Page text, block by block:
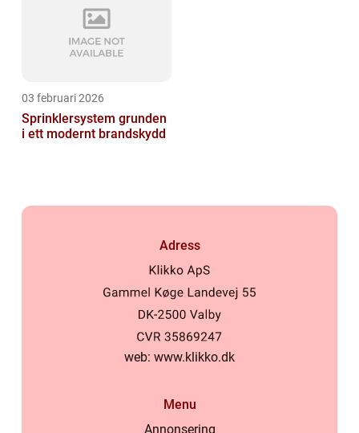
03 februari 2026
Sprinklersystem grunden
i ett modernt brandskydd
Adress
web: www.klikko.dk
Menu
Annonsering